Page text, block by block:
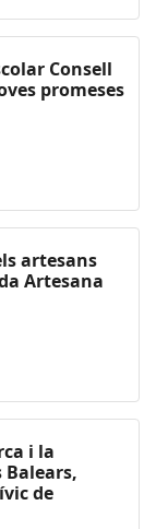
Consell
promeses
artesans
Artesana
i la
Balears,
de